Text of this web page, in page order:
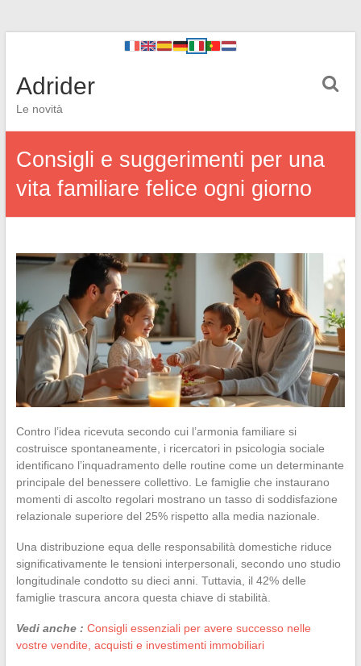
Adrider
Le novità
Consigli e suggerimenti per una
vita familiare felice ogni giorno
Contro l’idea ricevuta secondo cui l’armonia familiare si
costruisce spontaneamente, i ricercatori in psicologia sociale
identificano l’inquadramento delle routine come un determinante
principale del benessere collettivo. Le famiglie che instaurano
momenti di ascolto regolari mostrano un tasso di soddisfazione
relazionale superiore del 25% rispetto alla media nazionale.
Una distribuzione equa delle responsabilità domestiche riduce
significativamente le tensioni interpersonali, secondo uno studio
longitudinale condotto su dieci anni. Tuttavia, il 42% delle
famiglie trascura ancora questa chiave di stabilità.
Vedi anche : Consigli essenziali per avere successo nelle
vostre vendite, acquisti e investimenti immobiliari